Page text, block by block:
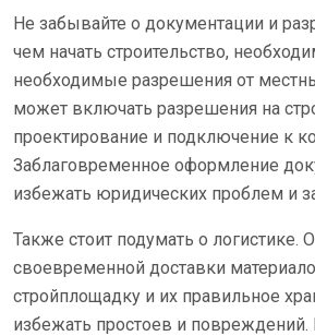
Не забывайте о документации и
чем начать строительство,
необходимые разрешения от
может включать разрешения на
проектирование и подключение к
Заблаговременное оформление
избежать юридических проблем и
Также стоит подумать о логистике.
своевременной доставки
стройплощадку и их правильное
избежать простоев и повреждений.